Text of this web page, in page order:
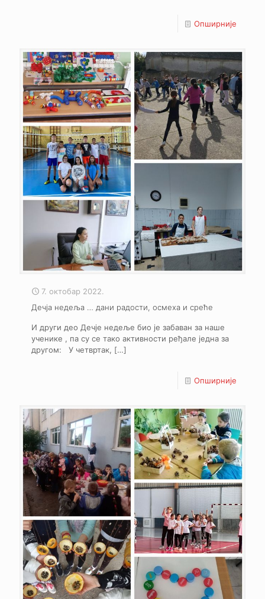
Опширније
7. октобар 2022.
Дечја недеља … дани радости, осмеха и среће
И други део Дечје недеље био је забаван за наше
ученике , па су се тако активности ређале једна за
другом: У четвртак, […]
Опширније